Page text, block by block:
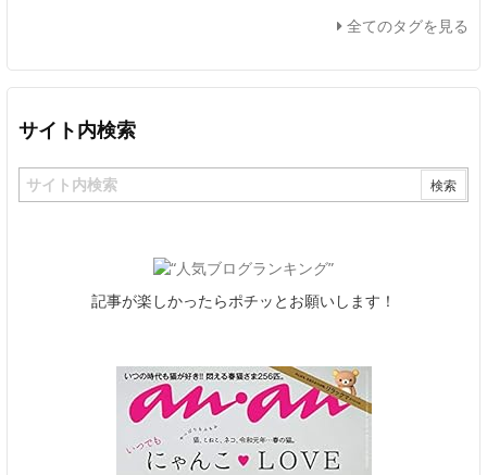
全てのタグを見る
サイト内検索
記事が楽しかったらポチッとお願いします！